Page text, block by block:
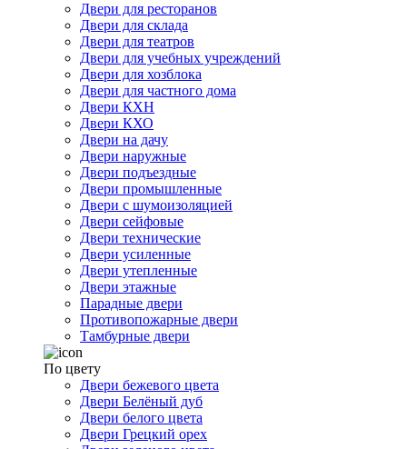
Двери для ресторанов
Двери для склада
Двери для театров
Двери для учебных учреждений
Двери для хозблока
Двери для частного дома
Двери КХН
Двери КХО
Двери на дачу
Двери наружные
Двери подъездные
Двери промышленные
Двери с шумоизоляцией
Двери сейфовые
Двери технические
Двери усиленные
Двери утепленные
Двери этажные
Парадные двери
Противопожарные двери
Тамбурные двери
По цвету
Двери бежевого цвета
Двери Белёный дуб
Двери белого цвета
Двери Грецкий орех